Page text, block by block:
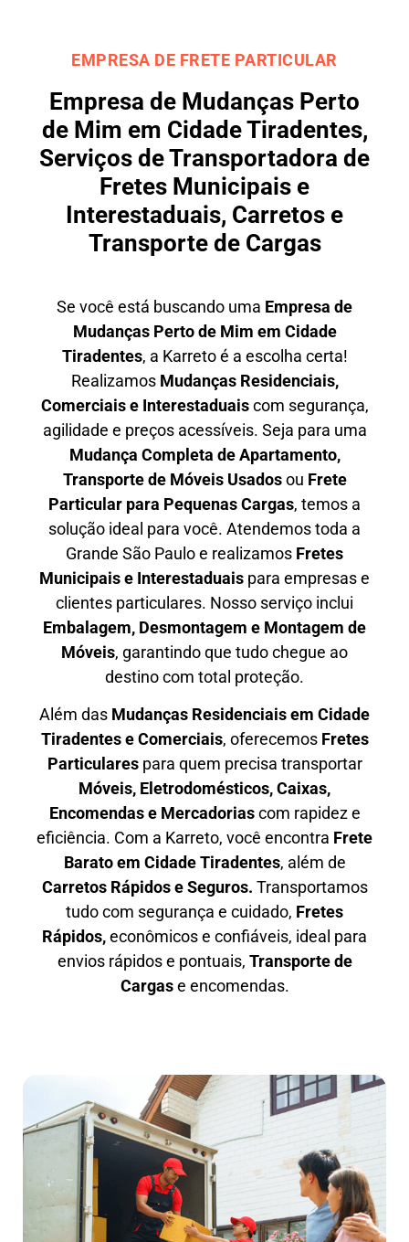
EMPRESA DE FRETE PARTICULAR
Empresa de Mudanças Perto
de Mim em Cidade Tiradentes,
Serviços de Transportadora de
Fretes Municipais e
Interestaduais, Carretos e
Transporte de Cargas
Se você está buscando uma Empresa de
Mudanças Perto de Mim em Cidade
Tiradentes, a Karreto é a escolha certa!
Realizamos Mudanças Residenciais,
Comerciais e Interestaduaiscom segurança,
agilidade e preços acessíveis. Seja para uma
Mudança Completa de Apartamento,
Transporte de Móveis Usadosou Frete
Particular para Pequenas Cargas, temos a
solução ideal para você. Atendemostoda a
Grande São Pauloe realizamos Fretes
Municipais e Interestaduais para empresas e
clientes particulares. Nosso serviço inclui
Embalagem, Desmontagem e Montagem de
Móveis, garantindo que tudo chegue ao
destino com total proteção.
Além das Mudanças Residenciais em Cidade
Tiradentes e Comerciais, oferecemos Fretes
Particularespara quem precisa transportar
Móveis, Eletrodomésticos, Caixas,
Encomendas e Mercadoriascom rapidez e
eficiência. Com a Karreto, você encontra Frete
Barato em Cidade Tiradentes, além de
Carretos Rápidos e Seguros. Transportamos
tudo com segurança e cuidado, Fretes
Rápidos,econômicos e confiáveis, ideal para
envios rápidos e pontuais, Transporte de
Cargase encomendas.